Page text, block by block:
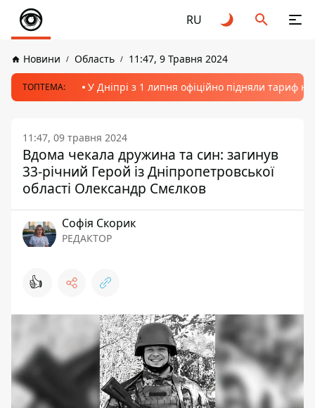
RU
Новини Область 11:47, 9 Травня 2024
ТОПТЕМА: У Дніпрі з 1 липня офіційно підняли тариф
11:47, 09 травня 2024
Вдома чекала дружина та син: загинув
33-річний Герой із Дніпропетровської
області Олександр Смєлков
Софія Скорик
РЕДАКТОР
👍